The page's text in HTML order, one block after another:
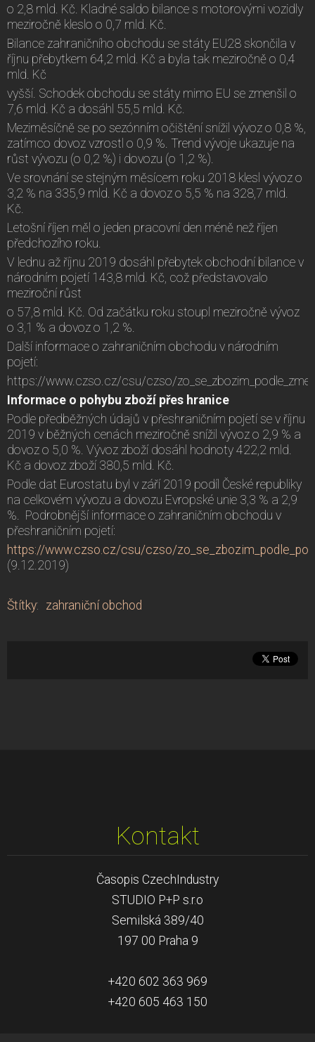
o 2,8 mld. Kč. Kladné saldo bilance s motorovými vozidly
meziročně kleslo o 0,7 mld. Kč.
Bilance zahraničního obchodu se státy EU28 skončila v
říjnu přebytkem 64,2 mld. Kč a byla tak meziročně o 0,4
mld. Kč
vyšší. Schodek obchodu se státy mimo EU se zmenšil o
7,6 mld. Kč a dosáhl 55,5 mld. Kč.
Meziměsíčně se po sezónním očištění snížil vývoz o 0,8 %,
zatímco dovoz vzrostl o 0,9 %. Trend vývoje ukazuje na
růst vývozu (o 0,2 %) i dovozu (o 1,2 %).
Ve srovnání se stejným měsícem roku 2018 klesl vývoz o
3,2 % na 335,9 mld. Kč a dovoz o 5,5 % na 328,7 mld.
Kč.
Letošní říjen měl o jeden pracovní den méně než říjen
předchozího roku.
V lednu až říjnu 2019 dosáhl přebytek obchodní bilance v
národním pojetí 143,8 mld. Kč, což představovalo
meziroční růst
o 57,8 mld. Kč. Od začátku roku stoupl meziročně vývoz
o 3,1 % a dovoz o 1,2 %.
Další informace o zahraničním obchodu v národním
pojetí:
https://www.czso.cz/csu/czso/
Informace o pohybu zboží přes hranice
Podle předběžných údajů v přeshraničním pojetí se v říjnu
2019 v běžných cenách meziročně snížil vývoz o 2,9 % a
dovoz o 5,0 %. Vývoz zboží dosáhl hodnoty 422,2 mld.
Kč a dovoz zboží 380,5 mld. Kč.
Podle dat Eurostatu byl v září 2019 podíl České republiky
na celkovém vývozu a dovozu Evropské unie 3,3 % a 2,9
%. Podrobnější informace o zahraničním obchodu v
přeshraničním pojetí:
https://www.czso.cz/csu/czso/
(9.12.2019)
Štítky: zahraniční obchod
Kontakt
Časopis CzechIndustry
STUDIO P+P s.r.o
Semilská 389/40
197 00 Praha 9
+420 602 363 969
+420 605 463 150